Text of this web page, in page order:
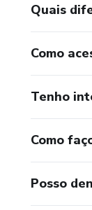
Quais
Como
Tenho
Como
Posso